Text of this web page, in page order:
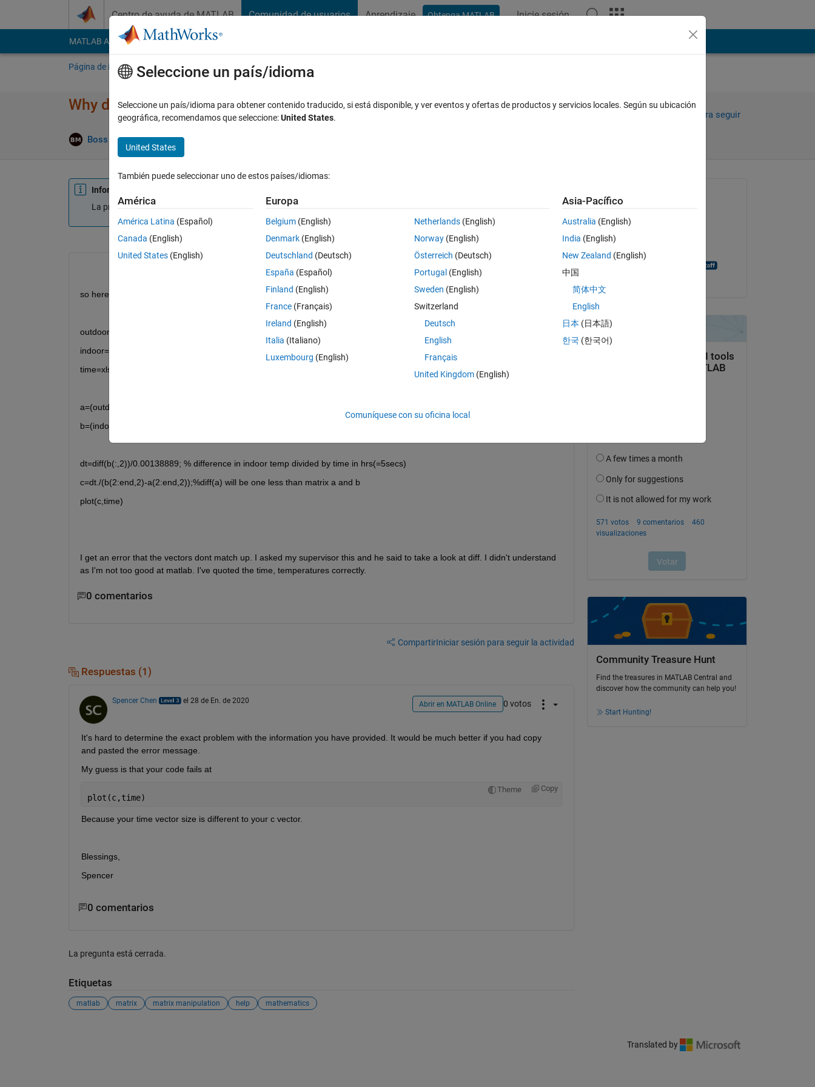
Centro de ayuda de MATLAB Comunidad de usuarios Aprendizaje Obtenga MATLAB Inicie sesión
MATLAB Answers File Exchange Cody
Página de inicio Preguntar Examinar
Why do i keep getting this error???
Boss Man 28 En. 2020
Iniciar sesión para seguir
Información
La pregunta está cerrada. Vuélvala a abrir para editarla o responderla.
so heres the data file
outdoor = xlsread('outdoorall.xlsx','G2:H52364');
indoor=xlsread('indoorall.xlsx','G2:H52364'); %2397
time=xlsread('outdoorall.xlsx','G2:G52364');
a=(outdoor);
b=(indoor);
dt=diff(b(:,2))/0.00138889; % difference in indoor temp divided by time in hrs(=5secs)
c=dt./(b(2:end,2)-a(2:end,2));%diff(a) will be one less than matrix a and b
plot(c,time)
I get an error that the vectors dont match up. I asked my supervisor this and he said to take a look at diff. I didn't understand
as I'm not too good at matlab. I've quoted the time, temperatures correctly.
0 comentarios
CompartirIniciar sesión para seguir la actividad
Respuestas (1)
Spencer Chen el 28 de En. de 2020 Abrir en MATLAB Online 0 votos
It's hard to determine the exact problem with the information you have provided. It would be much better if you had copy
and pasted the error message.
My guess is that your code fails at
Theme Copy
plot(c,time)
Because your time vector size is different to your c vector.
Blessings,
Spencer
0 comentarios
La pregunta está cerrada.
Etiquetas
matlab matrix matrix manipulation help mathematics
Preguntada:
el 28 de En. de 2020
Cerrada:
Community Treasure Hunt
Find the treasures in MATLAB Central and
discover how the community can help you!
Start Hunting!
Translated by
Seleccione un país/idioma
Seleccione un país/idioma para obtener contenido traducido, si está disponible, y ver eventos y ofertas de productos y servicios locales. Según su ubicación
geográfica, recomendamos que seleccione:United States.
United States
También puede seleccionar uno de estos países/idiomas:
América
América Latina (Español)
Canada (English)
United States (English)
Europa
Belgium (English)
Denmark (English)
Deutschland (Deutsch)
España (Español)
Finland (English)
France (Français)
Ireland (English)
Italia (Italiano)
Luxembourg (English)
Netherlands(English)
Norway(English)
Österreich (Deutsch)
Portugal (English)
Sweden (English)
Switzerland
Deutsch
English
Français
United Kingdom(English)
Asia-Pacífico
Australia (English)
India (English)
New Zealand (English)
中国
简体中文
English
日本 (日本語)
한국 (한국어)
Comuníquese con su oficina local